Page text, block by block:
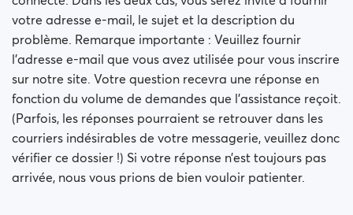
votre adresse e-mail, le sujet et la description du
problème. Remarque importante : Veuillez fournir
l’adresse e-mail que vous avez utilisée pour vous inscrire
sur notre site. Votre question recevra une réponse en
fonction du volume de demandes que l’assistance reçoit.
(Parfois, les réponses pourraient se retrouver dans les
courriers indésirables de votre messagerie, veuillez donc
vérifier ce dossier !) Si votre réponse n’est toujours pas
arrivée, nous vous prions de bien vouloir patienter.